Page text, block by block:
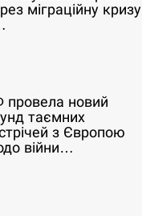
міграційну кризу
провела новий
таємних
з Європою
війни…